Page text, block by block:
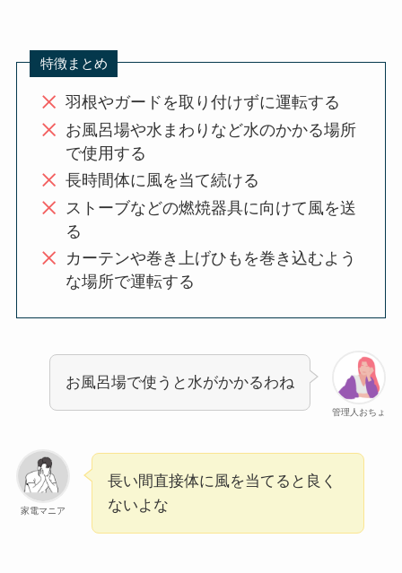
特徴まとめ
羽根やガードを取り付けずに運転する
お風呂場や水まわりなど水のかかる場所
で使用する
長時間体に風を当て続ける
ストーブなどの燃焼器具に向けて風を送
る
カーテンや巻き上げひもを巻き込むよう
な場所で運転する
管理人おちょ
お風呂場で使うと水がかかるわね
家電マニア
長い間直接体に風を当てると良く
ないよな